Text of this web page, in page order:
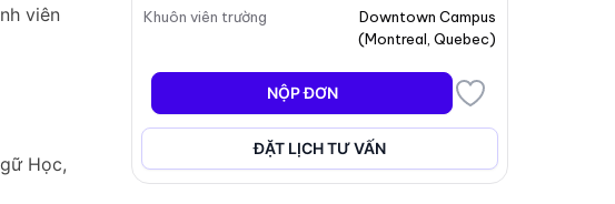
viên
Học,
Khuôn viên trường
Downtown Campus
(Montreal Quebec)
NỘP ĐƠN
ĐẶT LỊCH TƯ VẤN